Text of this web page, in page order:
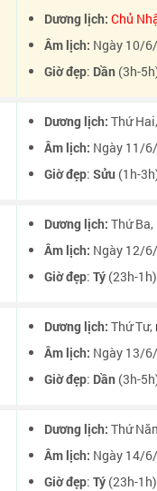
Dương lịch: Chủ
Âm lịch: Ngày 10/
Giờ đẹp: Dần (3h-
Dương lịch: Thứ Hai,
Âm lịch: Ngày 11/
Giờ đẹp: Sửu (1h-
Dương lịch: Thứ Ba,
Âm lịch: Ngày 12/
Giờ đẹp: Tý (23h-
Dương lịch: Thứ Tư,
Âm lịch: Ngày 13/
Giờ đẹp: Dần (3h-
Dương lịch: Thứ
Âm lịch: Ngày 14/
Giờ đẹp: Tý (23h-